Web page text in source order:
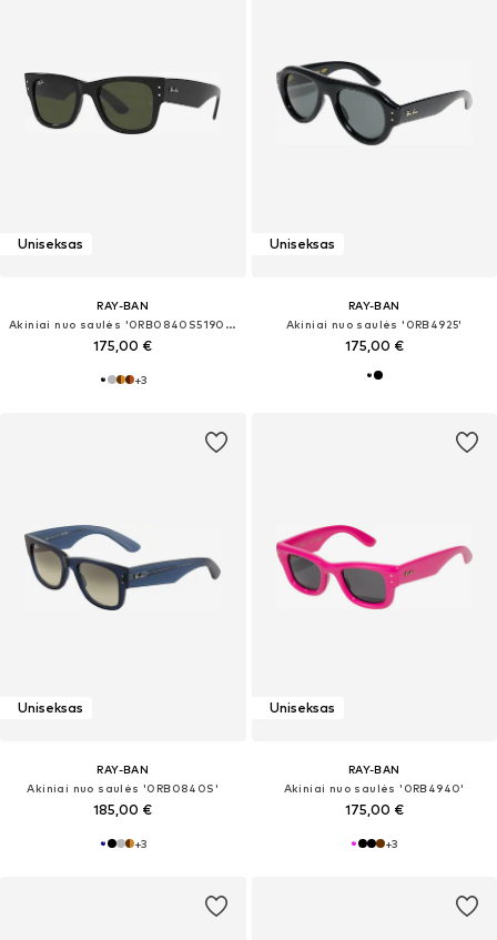
Uniseksas
RAY-BAN
Akiniai nuo saulės '0RB0840S51901/31'
175,00 €
+3
Uniseksas
RAY-BAN
Akiniai nuo saulės '0RB4925'
175,00 €
Uniseksas
RAY-BAN
Akiniai nuo saulės '0RB0840S'
185,00 €
+3
Uniseksas
RAY-BAN
Akiniai nuo saulės '0RB4940'
175,00 €
+3